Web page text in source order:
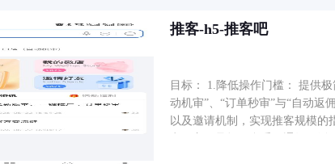
咸志伟）。缺陷看板提供
推客-h5-推客吧
目标： 1.降低操作门槛： 提供
动机审”、“订单秒审”与“自动返
以及邀请机制，实现推客规模的指数级自发增长。 核心业务模块介绍 主要划分为四大核